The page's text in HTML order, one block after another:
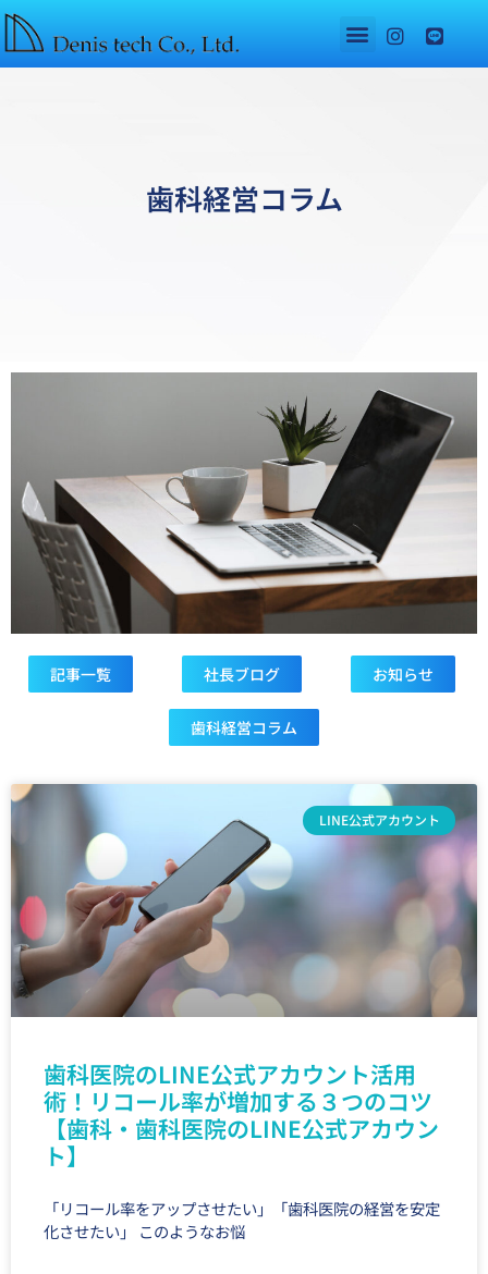
歯科経営コラム
記事一覧 社長ブログ お知らせ
歯科経営コラム
LINE公式アカウント
歯科医院のLINE公式アカウント活用
術！リコール率が増加する３つのコツ
【歯科・歯科医院のLINE公式アカウン
ト】
「リコール率をアップさせたい」「歯科医院の経営を安定
化させたい」 このようなお悩